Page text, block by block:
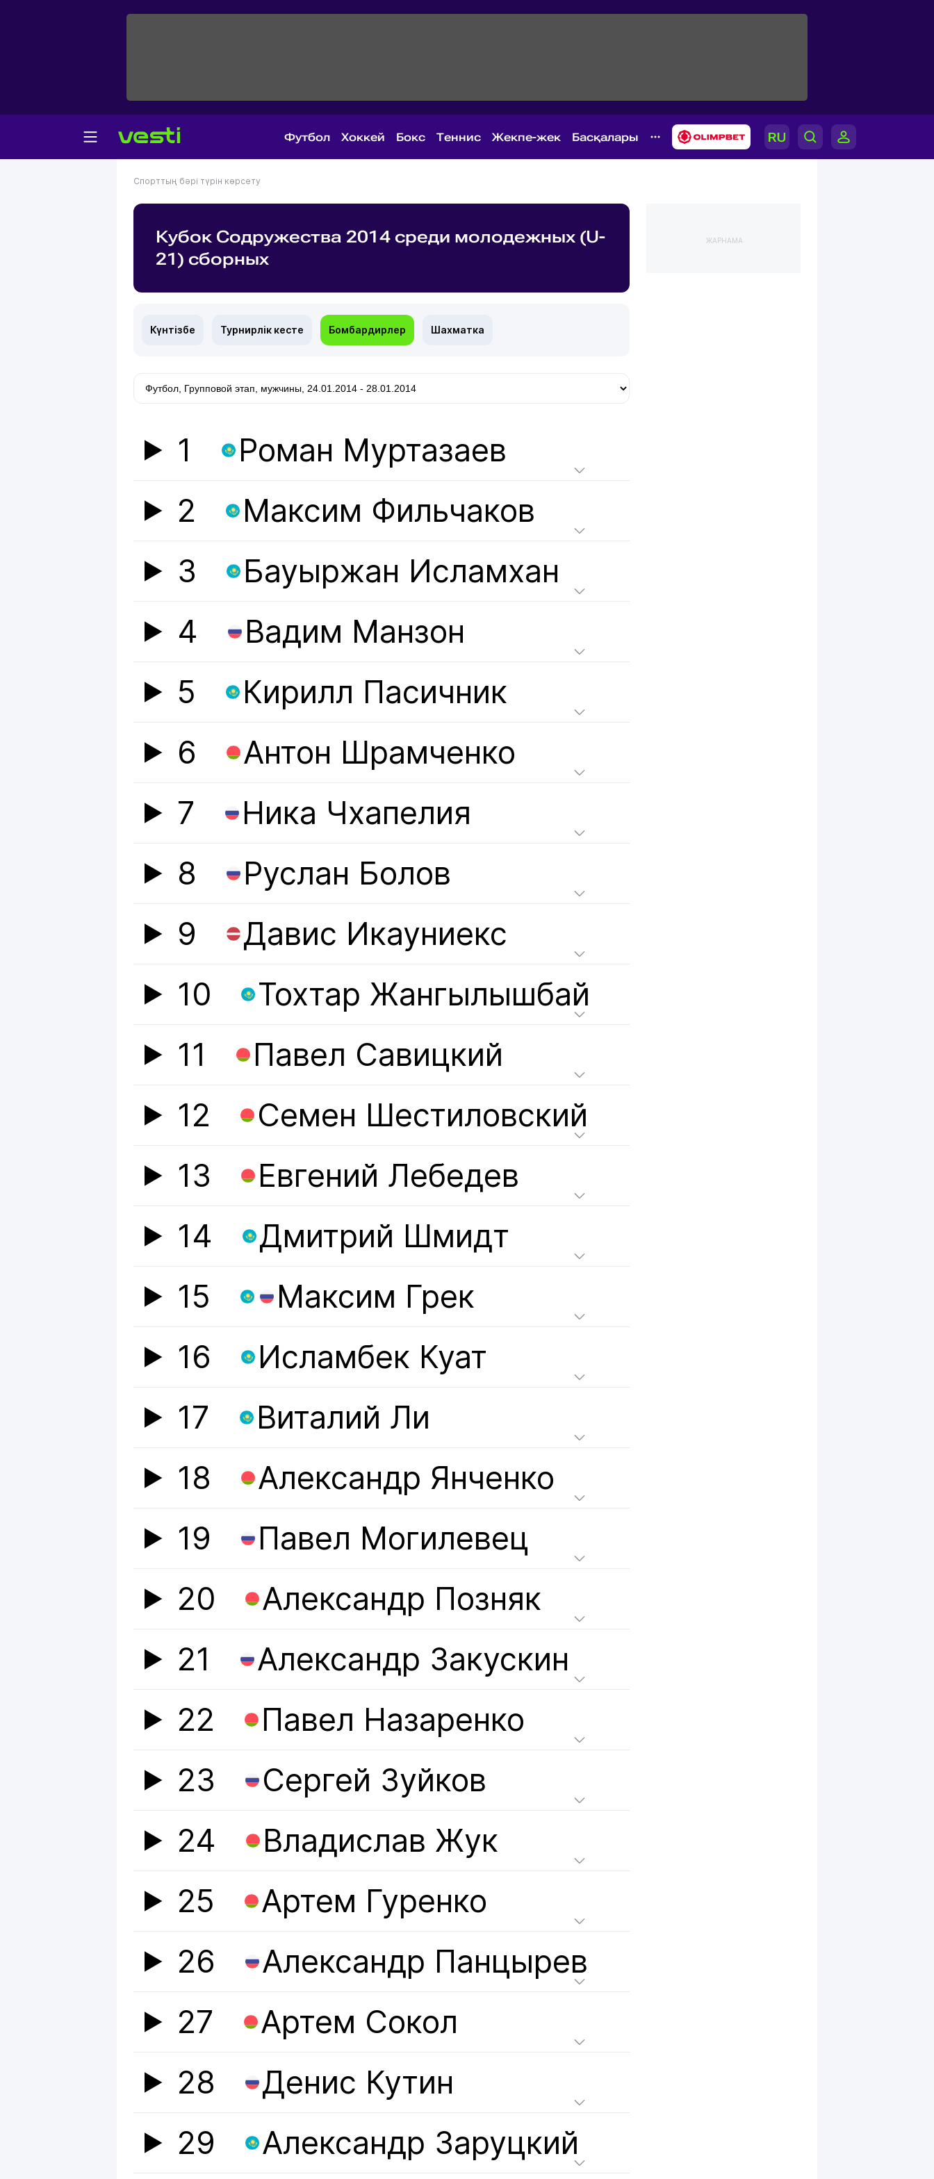
Футбол Хоккей Бокс Теннис Жекпе-жек Басқалары
Спорттың бәрі түрін көрсету
Кубок Содружества 2014 среди молодежных (U-
21) сборных
Күнтізбе Турнирлік кесте Бомбардирлер Шахматка
1
Роман Муртазаев
2
Максим Фильчаков
3
Бауыржан Исламхан
4
Вадим Манзон
5
Кирилл Пасичник
6
Антон Шрамченко
7
Ника Чхапелия
8
Руслан Болов
9
Давис Икауниекс
10
Тохтар Жангылышбай
11
Павел Савицкий
12
Семен Шестиловский
13
Евгений Лебедев
14
Дмитрий Шмидт
15
Максим Грек
16
Исламбек Куат
17
Виталий Ли
18
Александр Янченко
19
Павел Могилевец
20
Александр Позняк
21
Александр Закускин
22
Павел Назаренко
23
Сергей Зуйков
24
Владислав Жук
25
Артем Гуренко
26
Александр Панцырев
27
Артем Сокол
28
Денис Кутин
29
Александр Заруцкий
ЖАРНАМА